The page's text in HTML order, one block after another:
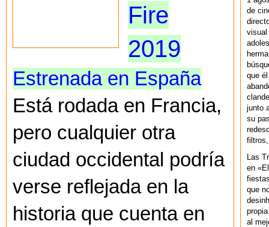
Fire
2019
Estrenada en España
Está rodada en Francia,
pero cualquier otra
ciudad occidental podría
verse reflejada en la
historia que cuenta en
de
visual
que
junto
su
filtros,
Las
en
que
al